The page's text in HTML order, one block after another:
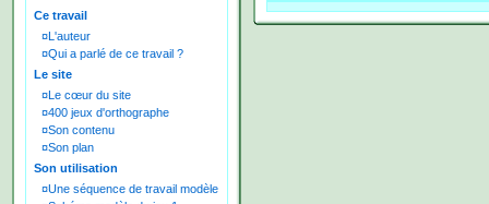
Ce travail
¤L'auteur
¤Qui a parlé de ce travail ?
Le site
¤Le cœur du site
¤400 jeux d'orthographe
¤Son contenu
¤Son plan
Son utilisation
¤Une séquence de travail modèle